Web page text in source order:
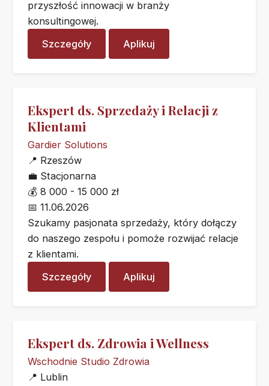
przyszłość innowacji w branży
konsultingowej.
Szczegóły
Aplikuj
Ekspert ds. Sprzedaży i Relacji z
Klientami
Gardier Solutions
📍 Rzeszów
💼 Stacjonarna
💰 8 000 - 15 000 zł
📅 11.06.2026
Szukamy pasjonata sprzedaży, który dołączy
do naszego zespołu i pomoże rozwijać relacje
z klientami.
Szczegóły
Aplikuj
Ekspert ds. Zdrowia i Wellness
Wschodnie Studio Zdrowia
📍 Lublin